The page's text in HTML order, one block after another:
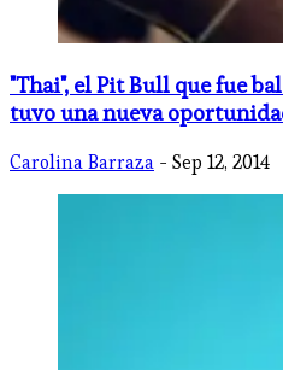
"Thai", el Pit Bull que fue
tuvo una nueva
Carolina Barraza - Sep 12, 2014